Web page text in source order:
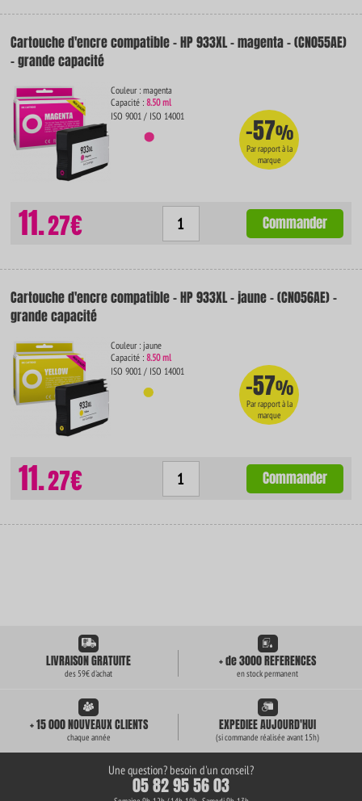
Cartouche d'encre compatible - HP 933XL - magenta - (CN055AE)
- grande capacité
Couleur : magenta
Capacité :8.50 ml
ISO 9001 / ISO 14001
-57%
Par rapport à la
marque
11.27€ Commander
Cartouche d'encre compatible - HP 933XL - jaune - (CN056AE) -
grande capacité
Couleur : jaune
Capacité :8.50 ml
ISO 9001 / ISO 14001
-57%
Par rapport à la
marque
11.27€ Commander
LIVRAISON GRATUITE
des 59€ d'achat
+ de 3000 REFERENCES
en stock permanent
+ 15 000 NOUVEAUX CLIENTS
chaque année
EXPEDIEE AUJOURD'HUI
(si commande réalisée avant 15h)
Une question? besoin d'un conseil?
05 82 95 56 03